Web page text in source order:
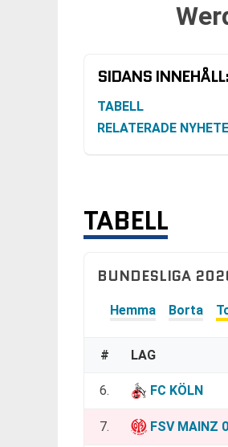
SIDANS
TABELL
RELATERADE
TABELL
BUNDESLIGA
Hemma Borta
# LAG
6. FC KÖLN
7. FSV MAINZ